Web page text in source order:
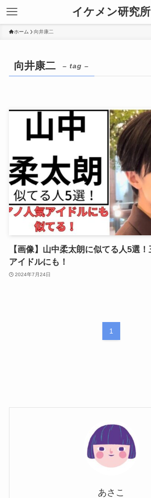
イケメン研究所
ホーム 向井康二
向井康二 – tag –
【画像】山中柔太朗に似てる人5選
アイドルにも！
2024年7月24日
1
あさこ